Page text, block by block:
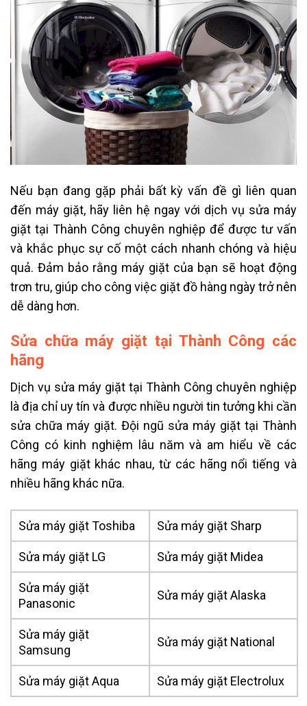
Nếu bạn đang gặp phải bất kỳ vấn đề gì liên quan
đến máy giặt, hãy liên hệ ngay với dịch vụ sửa máy
giặt tại Thành Công chuyên nghiệp để được tư vấn
và khắc phục sự cố một cách nhanh chóng và hiệu
quả. Đảm bảo rằng máy giặt của bạn sẽ hoạt động
trơn tru, giúp cho công việc giặt đồ hàng ngày trở nên
dễ dàng hơn.
Sửa chữa máy giặt tại Thành Công các
hãng
Dịch vụ sửa máy giặt tại Thành Công chuyên nghiệp
là địa chỉ uy tín và được nhiều người tin tưởng khi cần
sửa chữa máy giặt. Đội ngũ sửa máy giặt tại Thành
Công có kinh nghiệm lâu năm và am hiểu về các
hãng máy giặt khác nhau, từ các hãng nổi tiếng và
nhiều hãng khác nữa.
Sửa máy giặt Toshiba Sửa máy giặt Sharp
Sửa máy giặt LG Sửa máy giặt Midea
Sửa máy giặt
Panasonic
Sửa máy giặt Alaska
Sửa máy giặt
Samsung
Sửa máy giặt National
Sửa máy giặt Aqua Sửa máy giặt Electrolux